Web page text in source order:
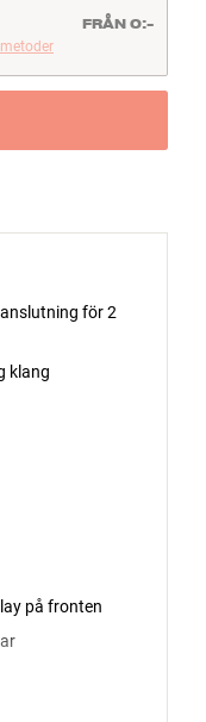
FRÅN 0:-
för 2
klang
på fronten